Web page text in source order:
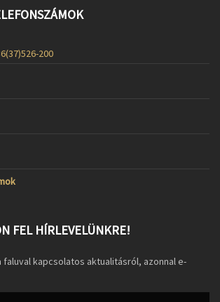
200
FEL HÍRLEVELÜNKRE!
faluval kapcsolatos aktualitásról, azonnal e-